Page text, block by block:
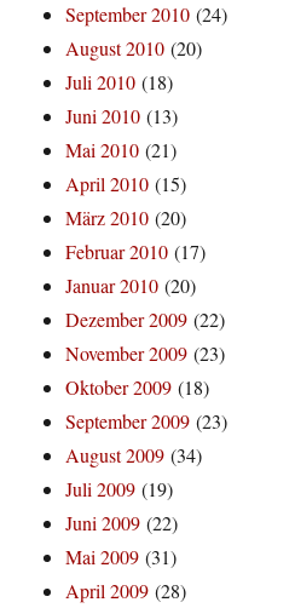
September 2010 (24)
August 2010 (20)
Juli 2010 (18)
Juni 2010 (13)
Mai 2010 (21)
April 2010 (15)
März 2010 (20)
Februar 2010 (17)
Januar 2010 (20)
Dezember 2009 (22)
November 2009 (23)
Oktober 2009 (18)
September 2009 (23)
August 2009 (34)
Juli 2009 (19)
Juni 2009 (22)
Mai 2009 (31)
April 2009 (28)